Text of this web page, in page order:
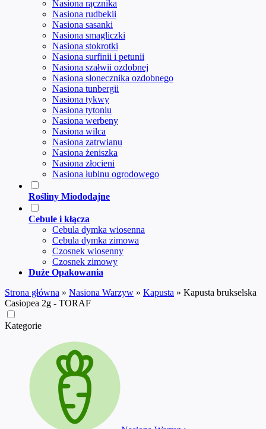
Nasiona rącznika
Nasiona rudbekii
Nasiona sasanki
Nasiona smagliczki
Nasiona stokrotki
Nasiona surfinii i petunii
Nasiona szałwii ozdobnej
Nasiona słonecznika ozdobnego
Nasiona tunbergii
Nasiona tykwy
Nasiona tytoniu
Nasiona werbeny
Nasiona wilca
Nasiona zatrwianu
Nasiona żeniszka
Nasiona złocieni
Nasiona łubinu ogrodowego
Rośliny Miododajne
Cebule i kłącza
Cebula dymka wiosenna
Cebula dymka zimowa
Czosnek wiosenny
Czosnek zimowy
Duże Opakowania
Strona główna » Nasiona Warzyw » Kapusta » Kapusta brukselska
Casiopea 2g - TORAF
Kategorie